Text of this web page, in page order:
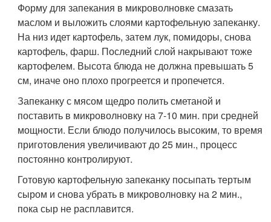
Форму для запекания в микроволновке смазать
маслом и выложить слоями картофельную запеканку.
На низ идет картофель, затем лук, помидоры, снова
картофель, фарш. Последний слой накрывают тоже
картофелем. Высота блюда не должна превышать 5
см, иначе оно плохо прогреется и пропечется.
Запеканку с мясом щедро полить сметаной и
поставить в микроволновку на 7-10 мин. при средней
мощности. Если блюдо получилось высоким, то время
приготовления увеличивают до 25 мин., процесс
постоянно контролируют.
Готовую картофельную запеканку посыпать тертым
сыром и снова убрать в микроволновку на 2 мин.,
пока сыр не расплавится.